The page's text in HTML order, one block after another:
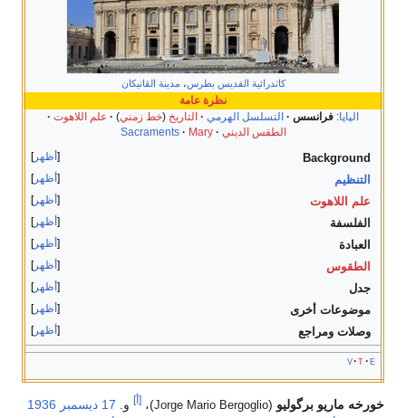
كاتدرائية القديس بطرس، مدينة الڤاتيكان
نظرة عامة
الپاپا: فرانسس التسلسل الهرمي التاريخ (خط زمني)
علم اللاهوت
الطقس الديني
Sacraments
Mary
أظهر
Background
أظهر التنظيم
أظهر علم اللاهوت
أظهر الفلسفة
أظهر العبادة
أظهر الطقوس
أظهر جدل
أظهر موضوعات أخرى
أظهر وصلات ومراجع
v t e
خورخه ماريو برگوليو (
Jorge Mario Bergoglio)، [أ] و. 17 ديسمبر
1936